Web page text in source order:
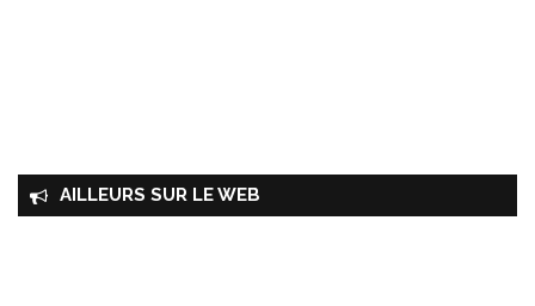
AILLEURS SUR LE WEB